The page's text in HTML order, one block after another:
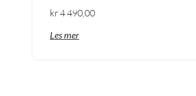
kr4 490,00
Les mer